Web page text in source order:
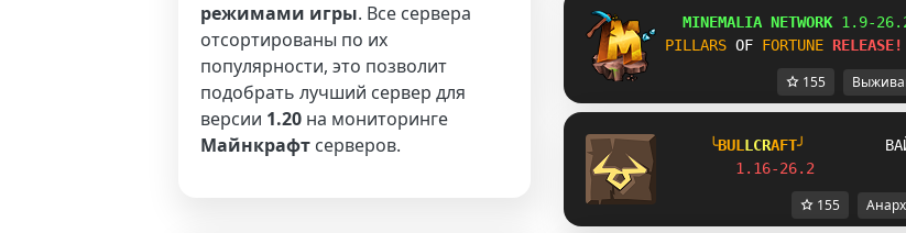
режимами игры. Все сервера
отсортированы по их
популярности, это позволит
подобрать лучший сервер для
версии 1.20 на мониторинге
Майнкрафт серверов.
MINEMALIA NETWORK 1.9-
PILLARS OF FORTUNE RELEASE!
155
╰BUL L CRAFT╯
1.16-
155